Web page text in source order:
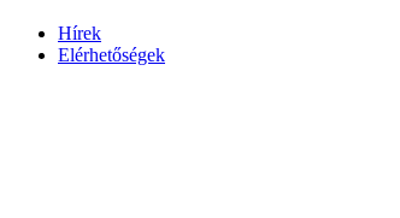
Hírek
Elérhetőségek